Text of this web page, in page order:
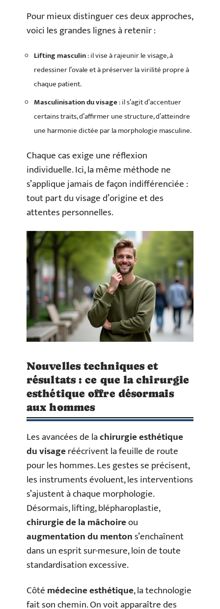
Pour mieux distinguer ces deux approches,
voici les grandes lignes à retenir :
Lifting masculin: il vise à rajeunir le visage, à
redessiner l’ovale et à préserver la virilité propre à
chaque patient.
Masculinisation du visage: il s’agit d’accentuer
certains traits, d’affirmer une structure, d’atteindre
une harmonie dictée par la morphologie masculine.
Chaque cas exige une réflexion
individuelle. Ici, la même méthode ne
s’applique jamais de façon indifférenciée :
tout part du visage d’origine et des
attentes personnelles.
Nouvelles techniques et
résultats : ce que la chirurgie
esthétique offre désormais
aux hommes
Les avancées de lachirurgie esthétique
du visageréécrivent la feuille de route
pour les hommes. Les gestes se précisent,
les instruments évoluent, les interventions
s’ajustent à chaque morphologie.
Désormais, lifting, blépharoplastie,
chirurgie de la mâchoireou
augmentation du mentons’enchaînent
dans un esprit sur-mesure, loin de toute
standardisation excessive.
Côtémédecine esthétique, la technologie
fait son chemin. On voit apparaître des